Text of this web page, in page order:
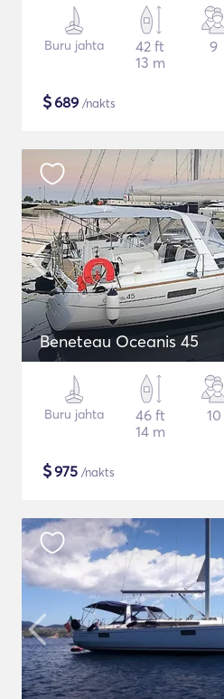
Buru jahta
42 ft
13 m
9
$689 /nakts
Beneteau Oceanis 45
Buru jahta
46 ft
14 m
10
$975 /nakts